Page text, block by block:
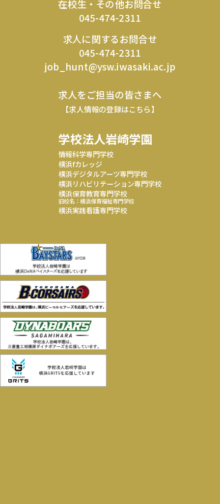
在校生・その他お問合せ
045-474-2311
求人に関するお問合せ
045-474-2311
job_hunt@ysw.iwasaki.ac.jp
求人をご担当の皆さまへ
【求人情報の登録はこちら】
学校法人岩崎学園
情報科学専門学校
横浜fカレッジ
横浜デジタルアーツ専門学校
横浜リハビリテーション専門学校
横浜保育教育専門学校
旧校名：横浜保育福祉専門学校
横浜実践看護専門学校